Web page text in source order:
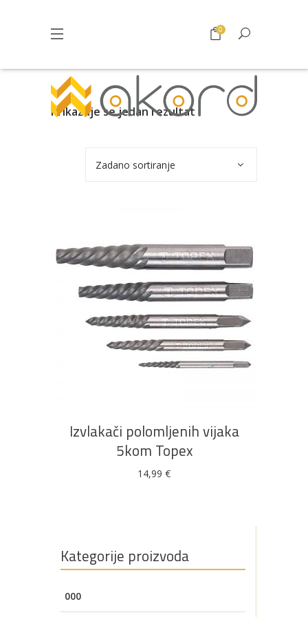
Pogledajte što je novo
Bijela
tehnika
namještaj
0
Prikazuje se jedan rezultat
Zadano sortiranje
DODAJ U KOŠARICU
Izvlakači polomljenih vijaka
5kom Topex
14,99 €
Kategorije proizvoda
000